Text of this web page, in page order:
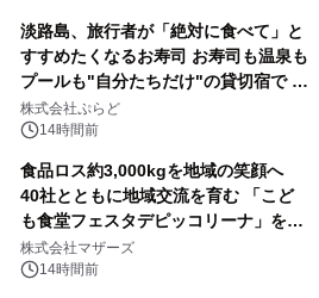
淡路島、旅行者が「絶対に食べて」と
すすめたくなるお寿司 お寿司も温泉も
プールも"自分たちだけ"の貸切宿で 1
日1組限定「岩屋温泉 絵島別庭 海と
森」の握り寿司プラン
株式会社ぷらど
14時間前
食品ロス約3,000kgを地域の笑顔へ
40社とともに地域交流を育む 「こど
も食堂フェスタデピッコリーナ」を9
月5日(土)開催
株式会社マザーズ
14時間前